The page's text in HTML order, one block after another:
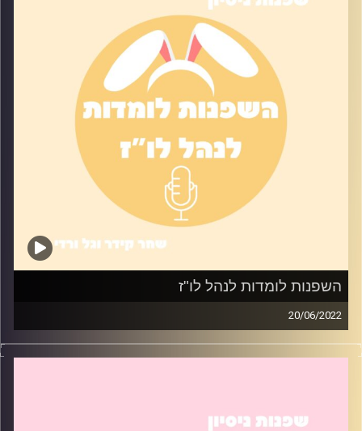
שחר קידר וגל ורדי
השפנות לומדות לנהל לו"ז
20/06/2022
איך אפשר לשלב בין לימודים, עבודה, מערכת יחסים וכל דבר
אחר בחיים מבלי לקרוס? בפרק ניסינו טיפים שעזרו לנו
קרדיט תמונות:שחר קידר וגל ורדי